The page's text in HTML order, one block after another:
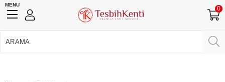
MENU
0